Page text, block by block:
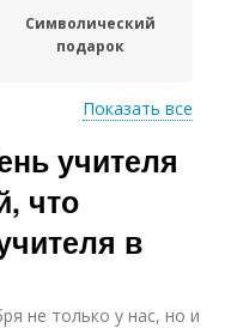
Символический
подарок
Недорогой подарок
Показать все
учителя
что
в
не только у нас, но и